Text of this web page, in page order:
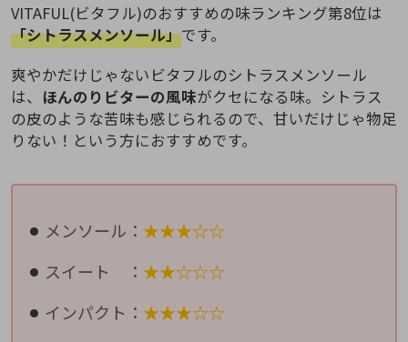
VITAFUL(ビタフル)のおすすめの味ランキング第8位は
「シトラスメンソール」です。
爽やかだけじゃないビタフルのシトラスメンソール
は、 ほんのりビターの風味がクセになる味。シトラス
の皮のような苦味も感じられるので、甘いだけじゃ物足
りない！という方におすすめです。
メンソール： ★★★☆☆
スイート ： ★★☆☆☆
インパクト： ★★★☆☆